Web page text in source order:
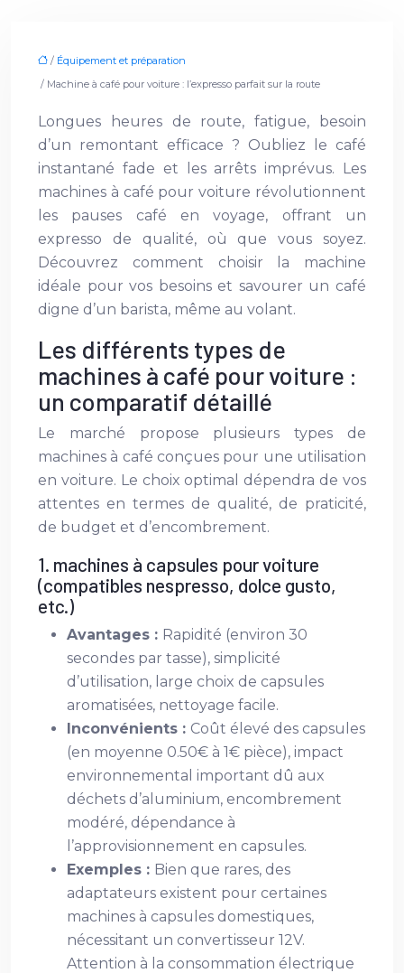
/ Équipement et préparation
/ Machine à café pour voiture : l’expresso parfait sur la route
Longues heures de route, fatigue, besoin
d’un remontant efficace ? Oubliez le café
instantané fade et les arrêts imprévus. Les
machines à café pour voiture révolutionnent
les pauses café en voyage, offrant un
expresso de qualité, où que vous soyez.
Découvrez comment choisir la machine
idéale pour vos besoins et savourer un café
digne d’un barista, même au volant.
Les différents types de
machines à café pour voiture :
un comparatif détaillé
Le marché propose plusieurs types de
machines à café conçues pour une utilisation
en voiture. Le choix optimal dépendra de vos
attentes en termes de qualité, de praticité,
de budget et d’encombrement.
1. machines à capsules pour voiture
(compatibles nespresso, dolce gusto,
etc.)
Avantages : Rapidité (environ 30
secondes par tasse), simplicité
d’utilisation, large choix de capsules
aromatisées, nettoyage facile.
Inconvénients : Coût élevé des capsules
(en moyenne 0.50€ à 1€ pièce), impact
environnemental important dû aux
déchets d’aluminium, encombrement
modéré, dépendance à
l’approvisionnement en capsules.
Exemples : Bien que rares, des
adaptateurs existent pour certaines
machines à capsules domestiques,
nécessitant un convertisseur 12V.
Attention à la consommation électrique